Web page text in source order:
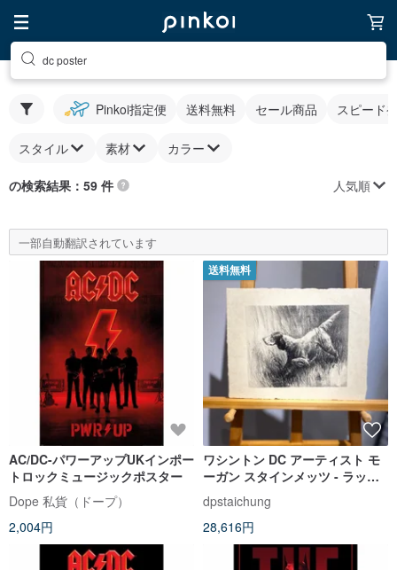
dc poster
Pinkoi指定便 送料無料 セール商品 スピード
スタイル 素材 カラー
の検索結果：59 件 人気順
一部自動翻訳されています
AC/DC-パワーアップUKインポー
トロックミュージックポスター
Dope 私貨（ドープ）
2,004円
送料無料
ワシントン DC アーティスト モ
ーガン スタインメッツ - ラッセ
ル テリア - エッチング - エッチ
ング
dpstaichung
28,616円